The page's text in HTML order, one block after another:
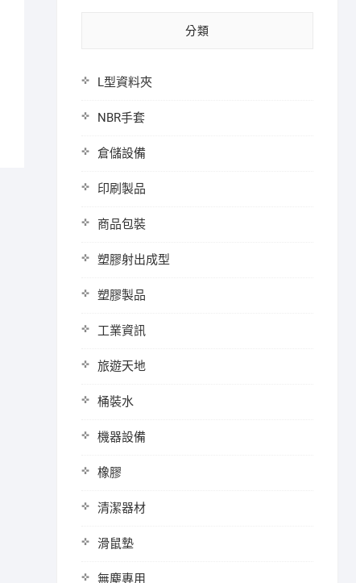
分類
L型資料夾
NBR手套
倉儲設備
印刷製品
商品包裝
塑膠射出成型
塑膠製品
工業資訊
旅遊天地
桶裝水
機器設備
橡膠
清潔器材
滑鼠墊
無塵專用